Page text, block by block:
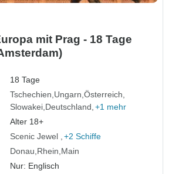
mit Prag - 18 Tage
18 Tage
Tschechien Ungarn Österreich
Slowakei Deutschland +1 mehr
Alter 18+
Scenic Jewel
+2 Schiffe
Donau Rhein Main
Nur: Englisch